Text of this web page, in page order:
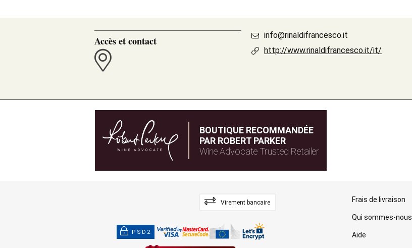
Accès et contact
info@rinaldifrancesco.it
http://www.rinaldifrancesco.it/it/
BOUTIQUE RECOMMANDÉE
PAR ROBERT PARKER
Wine Advocate Trusted Retailer
Virement bancaire
PSD2
Frais de livraison
Qui sommes-nous
Aide